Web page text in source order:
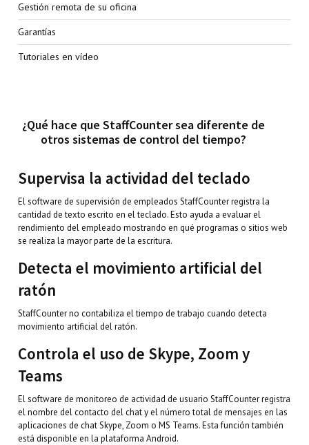
Gestión remota de su oficina
Garantías
Tutoriales en vídeo
¿Qué hace que StaffCounter sea diferente de
otros sistemas de control del tiempo?
Supervisa la actividad del teclado
El software de supervisión de empleados StaffCounter registra la
cantidad de texto escrito en el teclado. Esto ayuda a evaluar el
rendimiento del empleado mostrando en qué programas o sitios web
se realiza la mayor parte de la escritura.
Detecta el movimiento artificial del
ratón
StaffCounter no contabiliza el tiempo de trabajo cuando detecta
movimiento artificial del ratón.
Controla el uso de Skype, Zoom y
Teams
El software de monitoreo de actividad de usuario StaffCounter registra
el nombre del contacto del chat y el número total de mensajes en las
aplicaciones de chat Skype, Zoom o MS Teams. Esta función también
está disponible en la plataforma Android.